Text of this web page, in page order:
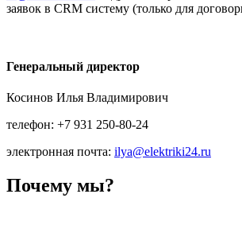
заявок в CRM систему (только для
Генеральный директор
Косинов Илья Владимирович
телефон: +7 931 250-80-24
электронная почта: ilya@elektriki24.ru
Почему мы?